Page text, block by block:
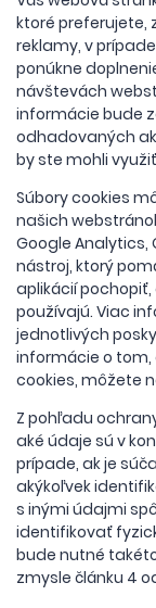
ktoré preferujete,
reklamy, v
ponúkne
návštevách
informácie bude
odhadovaných
by ste mohli
Súbory cookies
našich
Google Analytics,
nástroj, ktorý
aplikácií
používajú. Viac
jednotlivých
informácie o tom,
cookies, môžete
Z pohľadu
aké údaje sú v
prípade, ak je
akýkoľvek
s inými údajmi
identifikovať
bude nutné
zmysle článku 4